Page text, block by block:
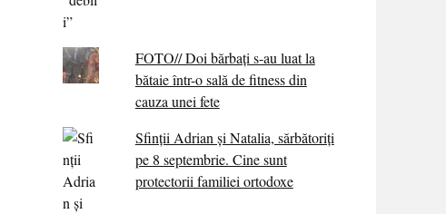
FOTO// Doi bărbați s-au luat la
bătaie într-o sală de fitness din
cauza unei fete
Sfinții Adrian și Natalia, sărbătoriți
pe 8 septembrie. Cine sunt
protectorii familiei ortodoxe